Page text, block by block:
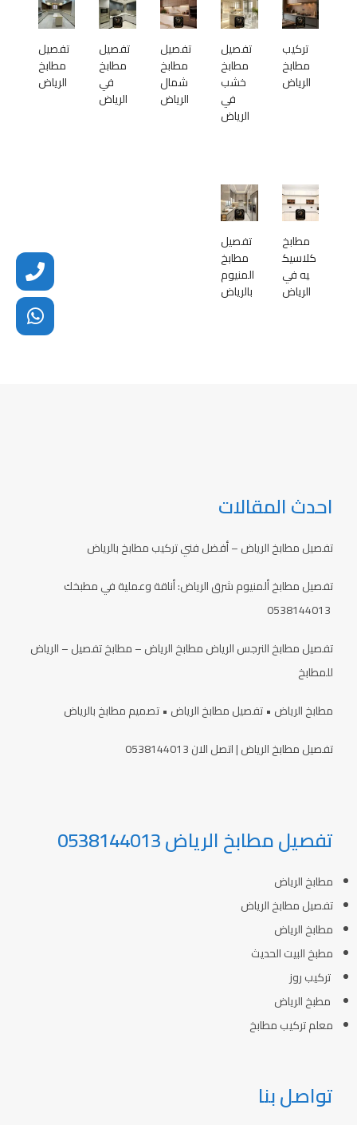
تركيب
مطابخ
الرياض
تفصيل
مطابخ
خشب
في
الرياض
تفصيل
مطابخ
شمال
الرياض
تفصيل
مطابخ
في
الرياض
تفصيل
مطابخ
الرياض
مطابخ
كلاسيك
يه في
الرياض
تفصيل
مطابخ
المنيوم
بالرياض
احدث المقالات
تفصيل مطابخ الرياض – أفضل فني تركيب مطابخ بالرياض
تفصيل مطابخ ألمنيوم شرق الرياض: أناقة وعملية في مطبخك
تفصيل مطابخ النرجس الرياض مطابخ الرياض – مطابخ تفصيل – الرياض
للمطابخ
مطابخ الرياض • تفصيل مطابخ الرياض • تصميم مطابخ بالرياض
تفصيل مطابخ الرياض | اتصل الان 0538144013
تفصيل مطابخ الرياض 0538144013
مطابخ الرياض
تفصيل مطابخ الرياض
مطابخ الرياض
مطبخ البيت الحديث
تركيب روز
مطبخ الرياض
معلم تركيب مطابخ
تواصل بنا